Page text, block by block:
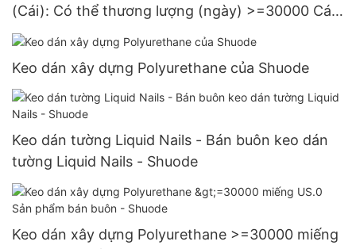
(Cái): Có thể thương lượng (ngày) >=30000 Cái
Nhà cung cấp US.7
Keo dán xây dựng Polyurethane của Shuode
Keo dán tường Liquid Nails - Bán buôn keo dán
tường Liquid Nails - Shuode
Keo dán xây dựng Polyurethane >=30000 miếng